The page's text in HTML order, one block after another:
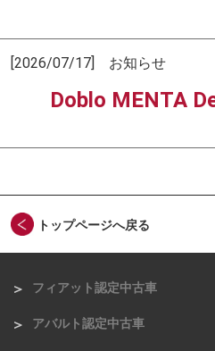
[2026/07/17] お知らせ
Doblo MENTA
トップページへ戻る
フィアット認定中古車
アバルト認定中古車